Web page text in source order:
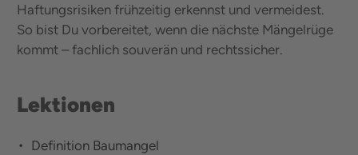
Haftungsrisiken frühzeitig erkennst und vermeidest.
So bist Du vorbereitet, wenn die nächste Mängelrüge
kommt – fachlich souverän und rechtssicher.
Lektionen
Definition Baumangel